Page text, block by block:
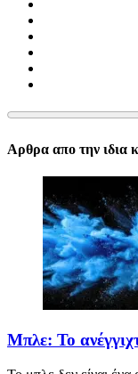
Αρθρα απο την ιδια
Μπλε: Το